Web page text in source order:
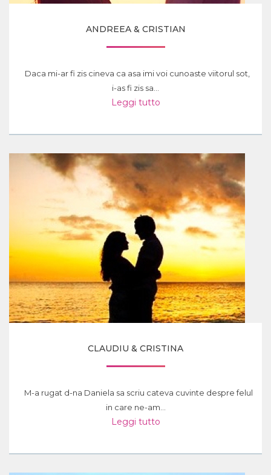
ANDREEA & CRISTIAN
Daca mi-ar fi zis cineva ca asa imi voi cunoaste viitorul sot,
i-as fi zis sa...
Leggi tutto
CLAUDIU & CRISTINA
M-a rugat d-na Daniela sa scriu cateva cuvinte despre felul
in care ne-am...
Leggi tutto